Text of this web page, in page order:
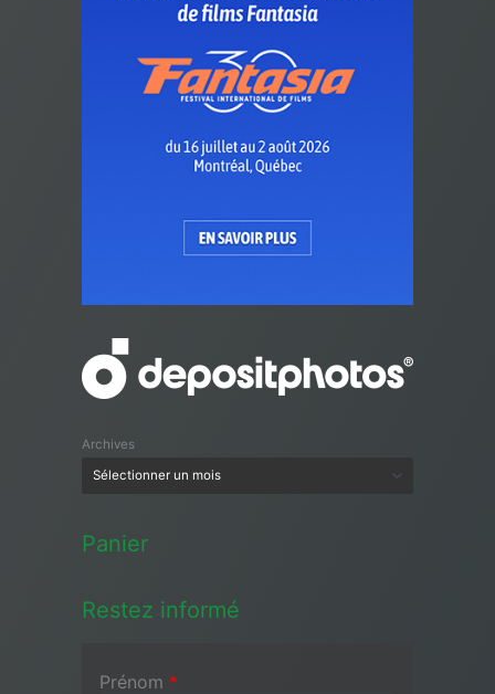
Archives
Panier
Restez informé
Prénom *